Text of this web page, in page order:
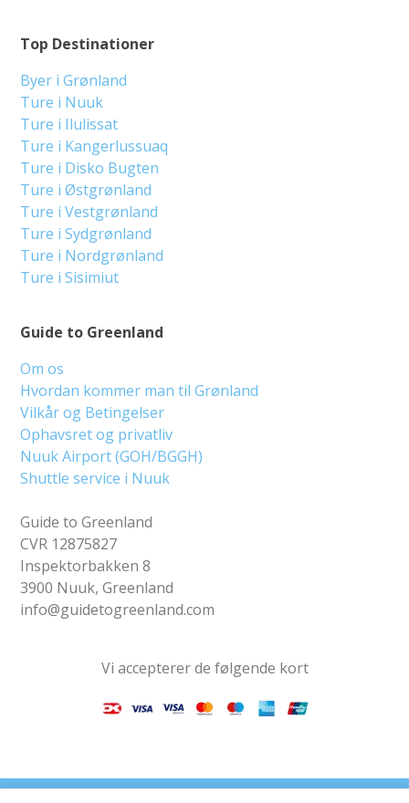
Guide to Greenland
Om os
Hvordan kommer man til Grønland
Vilkår og Betingelser
Ophavsret og privatliv
Nuuk Airport (GOH/BGGH)
Shuttle service i Nuuk
Guide to Greenland
CVR 12875827
Inspektorbakken 8
3900 Nuuk, Greenland
info@guidetogreenland.com
Top Destinationer
Byer i Grønland
Ture i Nuuk
Ture i Ilulissat
Ture i Kangerlussuaq
Ture i Disko Bugten
Ture i Østgrønland
Ture i Vestgrønland
Ture i Sydgrønland
Ture i Nordgrønland
Ture i Sisimiut
Vi accepterer de følgende kort